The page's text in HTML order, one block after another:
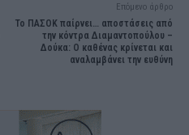
Επόμενο άρθρο
Το ΠΑΣΟΚ παίρνει… αποστάσεις από
την κόντρα Διαμαντοπούλου –
Δούκα: Ο καθένας κρίνεται και
αναλαμβάνει την ευθύνη